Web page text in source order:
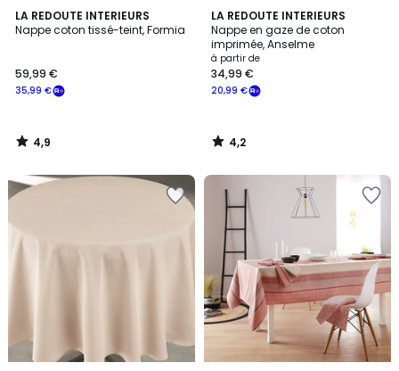
LA REDOUTE INTERIEURS
Nappe coton tissé-teint, Formia
35,99 €
59,99 €
4,9
/ 5
4,9
/
LA REDOUTE INTERIEURS
Nappe en gaze de coton
imprimée, Anselme
à partir de
20,99 €
34,99 €
4,2
/ 5
4,2
/